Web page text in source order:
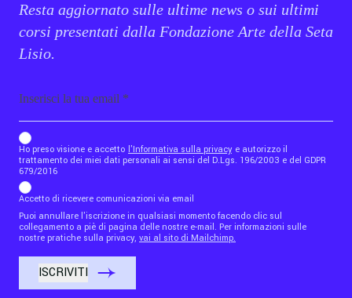
Resta aggiornato sulle ultime news o sui ultimi
corsi presentati dalla Fondazione Arte della Seta
Lisio.
b_b43a7bd9734c7124b3be52921_1911023b36
Ho preso visione e accetto l'Informativa sulla privacy e autorizzo il
trattamento dei miei dati personali ai sensi del D.Lgs. 196/2003 e del GDPR
679/2016
Accetto di ricevere comunicazioni via email
Puoi annullare l'iscrizione in qualsiasi momento facendo clic sul
collegamento a piè di pagina delle nostre e-mail. Per informazioni sulle
nostre pratiche sulla privacy, vai al sito di Mailchimp.